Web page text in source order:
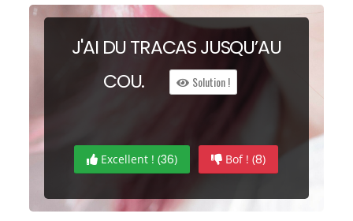
J'AI DUTRACAS JUSQU’AU
COU. Solution !
Excellent ! (36) Bof ! (8)